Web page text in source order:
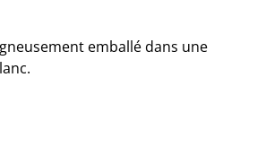
emballé dans une